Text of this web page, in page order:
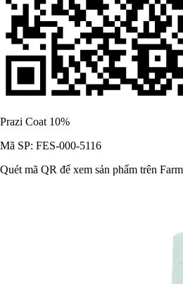
Prazi Coat 10%
Mã SP: FES-000-5116
Quét mã QR để xem sản phẩm trên